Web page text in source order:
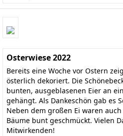
Osterwiese 2022
Bereits eine Woche vor Ostern
österlich dekoriert. Die
bunten, ausgeblasenen Eier an
gehängt. Als Dankeschön gab es
Neben dem großen Ei waren
Bäume bunt geschmückt. Vielen
Mitwirkenden!